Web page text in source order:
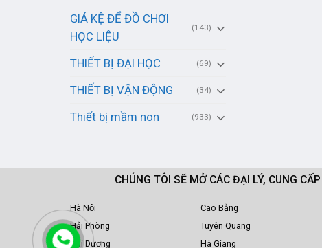
GIÁ KỆ ĐỂ ĐỒ CHƠI
HỌC LIỆU
(143)
THIẾT BỊ ĐẠI HỌC (69)
THIẾT BỊ VẬN ĐỘNG (34)
Thiết bị mầm non (933)
CHÚNG TÔI SẼ MỞ CÁC ĐẠI LÝ, CUNG
Hà Nội
Hải Phòng
Hải Dương
Cao Bằng
Tuyên Quang
Hà Giang